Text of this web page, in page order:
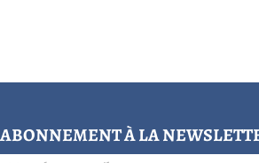
ABONNEMENT À LA